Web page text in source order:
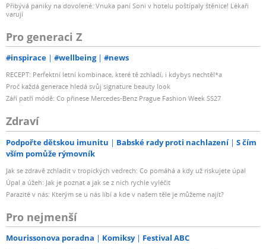
Přibývá paniky na dovolené: Vnuka paní Soni v hotelu poštípaly štěnice! Lékaři
varují
Pro generaci Z
#inspirace #wellbeing #news
RECEPT: Perfektní letní kombinace, které tě zchladí, i kdybys nechtěl*a
Proč každá generace hledá svůj signature beauty look
Září patří módě: Co přinese Mercedes-Benz Prague Fashion Week SS27
Zdraví
Podpořte dětskou imunitu Babské rady proti nachlazení
S čím
vším pomůže rýmovník
Jak se zdravě zchladit v tropických vedrech: Co pomáhá a kdy už riskujete úpal
Úpal a úžeh: Jak je poznat a jak se z nich rychle vyléčit
Parazité v nás: Kterým se u nás líbí a kde v našem těle je můžeme najít?
Pro nejmenší
Mourissonova poradna Komiksy Festival ABC